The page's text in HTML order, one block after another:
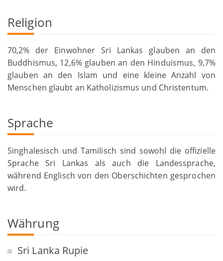
Religion
70,2% der Einwohner Sri Lankas glauben an den
Buddhismus, 12,6% glauben an den Hinduismus, 9,7%
glauben an den Islam und eine kleine Anzahl von
Menschen glaubt an Katholizismus und Christentum.
Sprache
Singhalesisch und Tamilisch sind sowohl die offizielle
Sprache Sri Lankas als auch die Landessprache,
während Englisch von den Oberschichten gesprochen
wird.
Währung
Sri Lanka Rupie